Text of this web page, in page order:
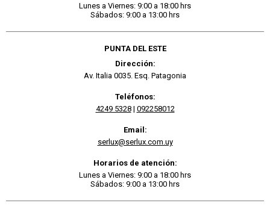
Lunes a Viernes: 9:00 a 18:00 hrs
Sábados: 9:00 a 13:00 hrs
PUNTA DEL ESTE
Dirección:
Av. Italia 0035. Esq. Patagonia
Teléfonos:
4249 5328| 092258012
Email:
serlux@serlux.com.uy
Horarios de atención:
Lunes a Viernes: 9:00 a 18:00 hrs
Sábados: 9:00 a 13:00 hrs